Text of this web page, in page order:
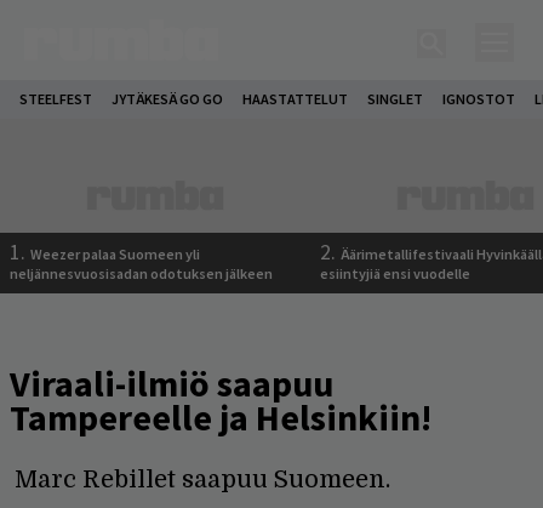
STEELFEST JYTÄKESÄ GO GO HAASTATTELUT SINGLET IGNOSTOT
1. Weezer palaa Suomeen yli
neljännesvuosisadan odotuksen jälkeen
2. Äärimetallifestivaali
esiintyjiä ensi vuodelle
Viraali-ilmiö saapuu
Tampereelle ja Helsinkiin!
Marc Rebillet saapuu Suomeen.